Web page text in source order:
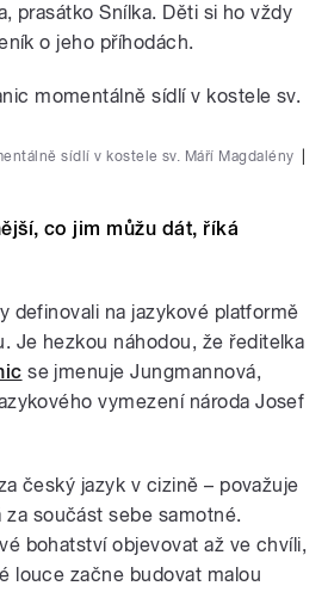
prasátko Snílka. Děti si ho vždy
o jeho příhodách.
sídlí v kostele sv. Máří Magdalény
co jim můžu dát, říká
definovali na jazykové platformě
Je hezkou náhodou, že ředitelka
se jmenuje Jungmannová,
vymezení národa Josef
český jazyk v cizině – považuje
součást sebe samotné.
bohatství objevovat až ve chvíli,
louce začne budovat malou